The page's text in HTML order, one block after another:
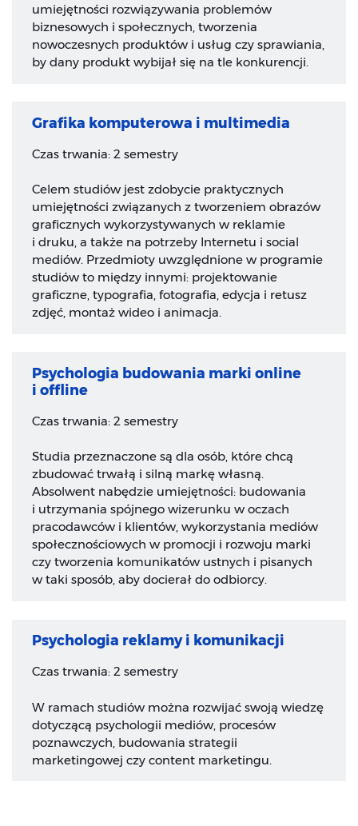
umiejętności rozwiązywania problemów
biznesowych i społecznych, tworzenia
nowoczesnych produktów i usług czy sprawiania,
by dany produkt wybijał się na tle konkurencji.
Grafika komputerowa i multimedia
Czas trwania: 2 semestry
Celem studiów jest zdobycie praktycznych
umiejętności związanych z tworzeniem obrazów
graficznych wykorzystywanych w reklamie
i druku, a także na potrzeby Internetu i social
mediów. Przedmioty uwzględnione w programie
studiów to między innymi: projektowanie
graficzne, typografia, fotografia, edycja i retusz
zdjęć, montaż wideo i animacja.
Psychologia budowania marki online
i offline
Czas trwania: 2 semestry
Studia przeznaczone są dla osób, które chcą
zbudować trwałą i silną markę własną.
Absolwent nabędzie umiejętności: budowania
i utrzymania spójnego wizerunku w oczach
pracodawców i klientów, wykorzystania mediów
społecznościowych w promocji i rozwoju marki
czy tworzenia komunikatów ustnych i pisanych
w taki sposób, aby docierał do odbiorcy.
Psychologia reklamy i komunikacji
Czas trwania: 2 semestry
W ramach studiów można rozwijać swoją wiedzę
dotyczącą psychologii mediów, procesów
poznawczych, budowania strategii
marketingowej czy content marketingu.